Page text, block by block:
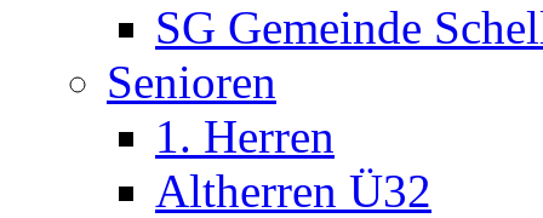
SG Gemeinde
Senioren
1. Herren
Altherren Ü32